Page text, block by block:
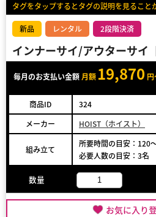
タグをタップするとタグの説明を見ること
新品 レンタル 2段階決済
インナーサイ/アウターサイ
毎月のお支払い金額月額 19,870
商品ID
324
メーカー
HOIST（ホイスト）
組み立て
所要時間の目安：120
必要人数の目安：3名
数量
お気に入り